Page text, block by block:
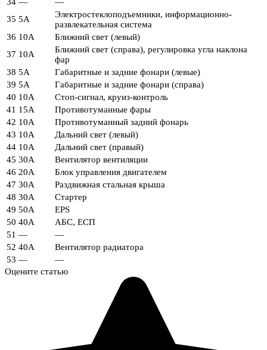
35 5А
Электростеклоподъемники, информационно-
развлекательная система
36 10А
Ближний свет (левый)
37 10А
Ближний свет (справа), регулировка угла наклона
фар
38 5А
Габаритные и задние фонари (левые)
39 5А
Габаритные и задние фонари (справа)
40 10А
Стоп-сигнал, круиз-контроль
41 15А
Противотуманные фары
42 10А
Противотуманный задний фонарь
43 10А
Дальний свет (левый)
44 10А
Дальний свет (правый)
45 30А
Вентилятор вентиляции
46 20А
Блок управления двигателем
47 30А
Раздвижная стальная крыша
48 30А
Стартер
49 50А
EPS
50 40А
АБС, ЕСП
51 —
—
52 40А
Вентилятор радиатора
53 —
—
Оцените статью